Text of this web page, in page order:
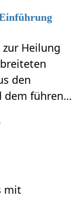
Einführung
zur Heilung
den
dem führen…
mit